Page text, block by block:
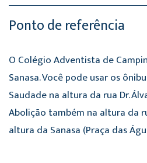
Ponto de referência
O Colégio Adventista de
Sanasa. Você pode usar os
Saudade na altura da rua Dr.
Abolição também na altura da
altura da Sanasa (Praça das